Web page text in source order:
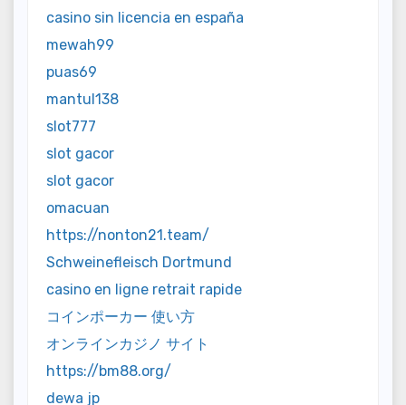
casino sin licencia en españa
mewah99
puas69
mantul138
slot777
slot gacor
slot gacor
omacuan
https://nonton21.team/
Schweinefleisch Dortmund
casino en ligne retrait rapide
コインポーカー 使い方
オンラインカジノ サイト
https://bm88.org/
dewa jp